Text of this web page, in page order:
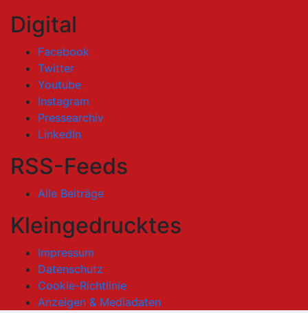
Digital
Facebook
Twitter
Youtube
Instagram
Pressearchiv
LinkedIn
RSS-Feeds
Alle Beiträge
Kleingedrucktes
Impressum
Datenschutz
Cookie-Richtlinie
Anzeigen & Mediadaten